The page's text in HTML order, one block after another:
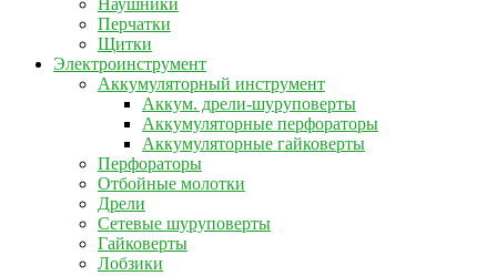
Наушники
Перчатки
Щитки
Электроинструмент
Аккумуляторный инструмент
Аккум. дрели-шуруповерты
Аккумуляторные перфораторы
Аккумуляторные гайковерты
Перфораторы
Отбойные молотки
Дрели
Сетевые шуруповерты
Гайковерты
Лобзики